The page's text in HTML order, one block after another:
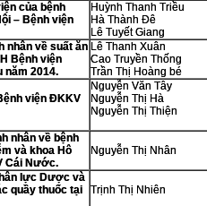
của bệnh
– Bệnh viện
Huỳnh Thanh Triều
Hà Thành Đê
Lê Tuyết Giang
nhân về suất ăn
Bệnh viện
năm 2014.
Lê Thanh Xuân
Cao Truyền Thống
Trần Thị Hoàng bé
viện ĐKKV
Nguyễn Văn Tây
Nguyễn Thị Hà
Nguyễn Thị Thiện
nhân về bệnh
và khoa Hô
Cái Nước.
Nguyễn Thị Nhân
lực Dược và
quầy thuốc tại
Trịnh Thị Nhiên